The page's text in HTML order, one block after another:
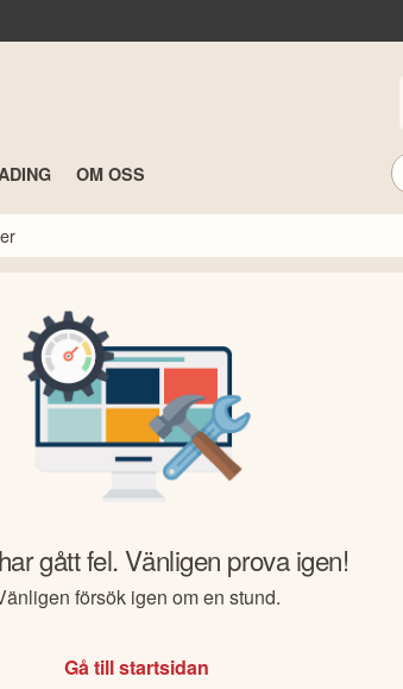
OM OSS
gått fel. Vänligen prova igen!
försök igen om en stund.
Gå till startsidan